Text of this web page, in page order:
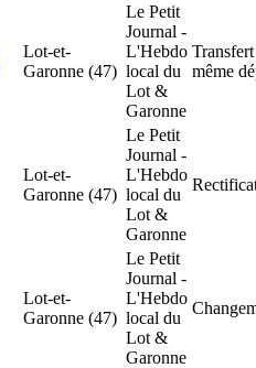
Lot-et-
Garonne (47)
Le Petit
Journal -
L'Hebdo
local du
Lot &
Garonne
même
Lot-et-
Garonne (47)
Le Petit
Journal -
L'Hebdo
local du
Lot &
Garonne
Lot-et-
Garonne (47)
Le Petit
Journal -
L'Hebdo
local du
Lot &
Garonne